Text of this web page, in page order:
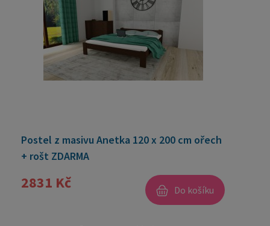
Postel z masivu Anetka 120 x 200 cm ořech
+ rošt ZDARMA
2831 Kč Do košíku